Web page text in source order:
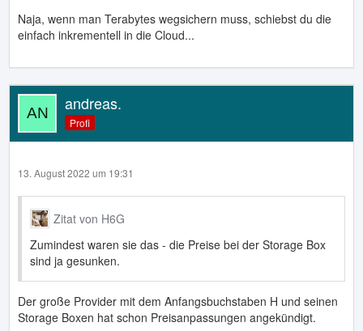
Naja, wenn man Terabytes wegsichern muss, schiebst du die
einfach inkrementell in die Cloud...
andreas.
Profi
13. August 2022 um 19:31
Zitat von H6G
Zumindest waren sie das - die Preise bei der Storage Box
sind ja gesunken.
Der große Provider mit dem Anfangsbuchstaben H und seinen
Storage Boxen hat schon Preisanpassungen angekündigt.